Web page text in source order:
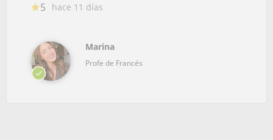
5 hace 11 días
Marina
Profe de Francés